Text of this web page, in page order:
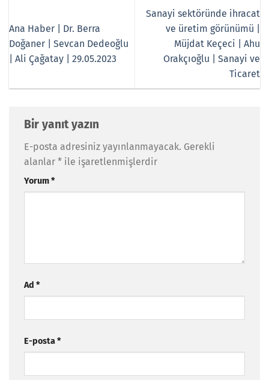
Ana Haber | Dr. Berra
Doğaner | Sevcan Dedeoğlu
| Ali Çağatay | 29.05.2023
Sanayi sektöründe ihracat
ve üretim görünümü |
Müjdat Keçeci | Ahu
Orakçıoğlu | Sanayi ve
Ticaret
Bir yanıt yazın
E-posta adresiniz yayınlanmayacak. Gerekli
alanlar * ile işaretlenmişlerdir
Yorum*
Ad *
E-posta*